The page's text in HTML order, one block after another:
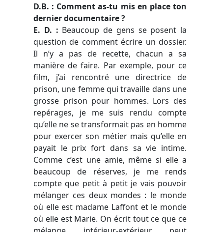
D.B. : Comment as-tu mis en place ton
dernier documentaire ?
E. D. : Beaucoup de gens se posent la
question de comment écrire un dossier.
Il n’y a pas de recette, chacun a sa
manière de faire. Par exemple, pour ce
film, j’ai rencontré une directrice de
prison, une femme qui travaille dans une
grosse prison pour hommes. Lors des
repérages, je me suis rendu compte
qu’elle ne se transformait pas en homme
pour exercer son métier mais qu’elle en
payait le prix fort dans sa vie intime.
Comme c’est une amie, même si elle a
beaucoup de réserves, je me rends
compte que petit à petit je vais pouvoir
mélanger ces deux mondes : le monde
où elle est madame Laffont et le monde
où elle est Marie. On écrit tout ce que ce